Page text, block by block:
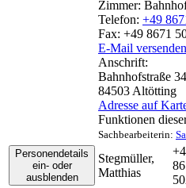
Zimmer:
Telefon: +49
Fax: +49 8671
E-Mail versenden
Anschrift:
Bahnhofstraße 34
84503 Altötting
Adresse auf
Funktionen
Sachbearbeiterin:
Personendetails
ein- oder
ausblenden
Stegmüller,
Matthias